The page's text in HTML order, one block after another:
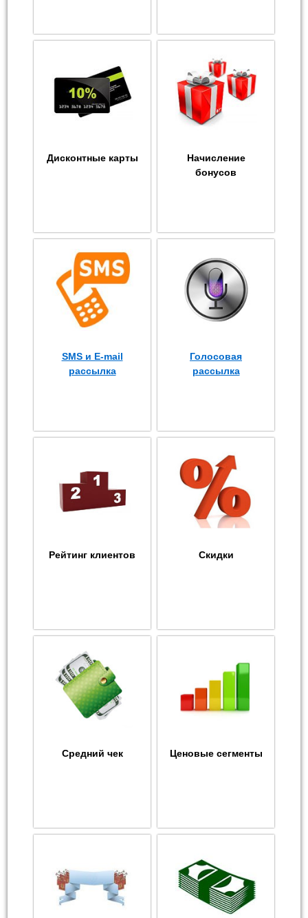
Дисконтные карты
Начисление
бонусов
SMS и E-mail
рассылка
Голосовая
рассылка
Рейтинг клиентов Скидки
Средний чек Ценовые сегменты